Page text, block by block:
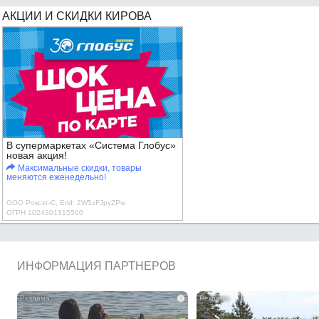
АКЦИИ И СКИДКИ КИРОВА
В супермаркетах «Система Глобус»
новая акция!
Максимальные скидки, товары
меняются еженедельно!
ООО Роксэт-С, Erid: 2W5zFJpyZPw
ОГРН 1024301315500
ИНФОРМАЦИЯ ПАРТНЕРОВ
i